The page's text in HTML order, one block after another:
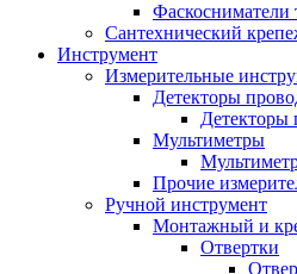
Фаскосниматели
Сантехнический
Инструмент
Измерительные
Детекторы
Детекторы
Мультиметры
Прочие
Ручной инструмент
Монтажный и
Отвертки